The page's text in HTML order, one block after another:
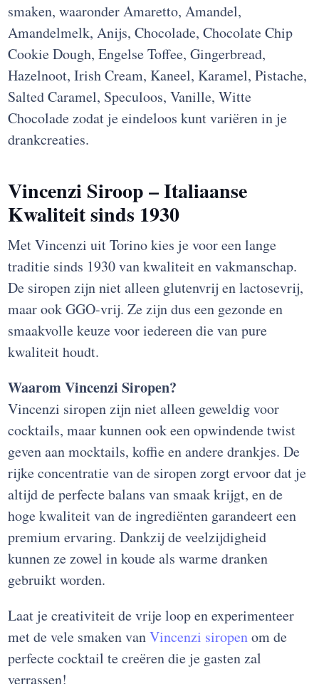
smaken, waaronder Amaretto, Amandel,
Amandelmelk, Anijs, Chocolade, Chocolate Chip
Cookie Dough, Engelse Toffee, Gingerbread,
Hazelnoot, Irish Cream, Kaneel, Karamel, Pistache,
Salted Caramel, Speculoos, Vanille, Witte
Chocolade zodat je eindeloos kunt variëren in je
drankcreaties.
Vincenzi Siroop – Italiaanse
Kwaliteit sinds 1930
Met Vincenzi uit Torino kies je voor een lange
traditie sinds 1930 van kwaliteit en vakmanschap.
De siropen zijn niet alleen glutenvrij en lactosevrij,
maar ook GGO-vrij. Ze zijn dus een gezonde en
smaakvolle keuze voor iedereen die van pure
kwaliteit houdt.
Waarom Vincenzi Siropen?
Vincenzi siropen zijn niet alleen geweldig voor
cocktails, maar kunnen ook een opwindende twist
geven aan mocktails, koffie en andere drankjes. De
rijke concentratie van de siropen zorgt ervoor dat je
altijd de perfecte balans van smaak krijgt, en de
hoge kwaliteit van de ingrediënten garandeert een
premium ervaring. Dankzij de veelzijdigheid
kunnen ze zowel in koude als warme dranken
gebruikt worden.
Laat je creativiteit de vrije loop en experimenteer
met de vele smaken vanVincenzi siropenom de
perfecte cocktail te creëren die je gasten zal
verrassen!